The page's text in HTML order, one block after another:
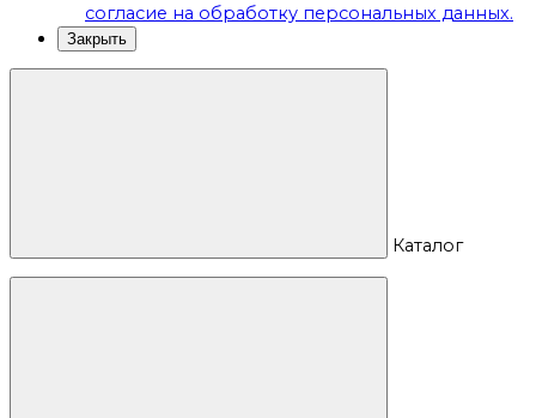
согласие на обработку персональных данных.
Закрыть
Каталог